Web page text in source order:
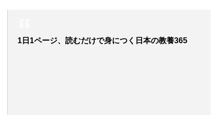
1日1ページ、読むだけで身につく日本の教養365